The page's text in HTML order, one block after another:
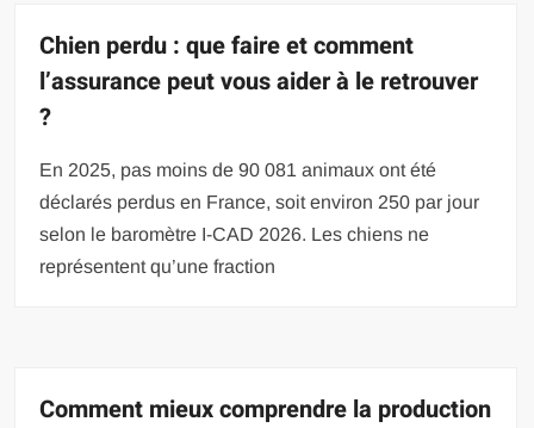
Chien perdu : que faire et comment
l’assurance peut vous aider à le retrouver
?
En 2025, pas moins de 90 081 animaux ont été
déclarés perdus en France, soit environ 250 par jour
selon le baromètre I-CAD 2026. Les chiens ne
représentent qu’une fraction
Comment mieux comprendre la production